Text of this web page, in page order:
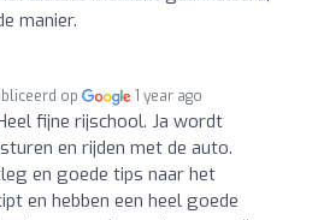
manier.
op 1 year ago
fijne rijschool. Ja wordt
en rijden met de auto.
en goede tips naar het
en hebben een heel goede